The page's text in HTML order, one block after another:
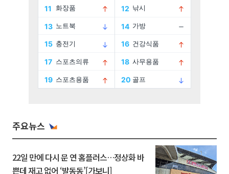
주요뉴스
22일 만에 다시 문 연 홈플러스…정상화 바
쁜데 재고 없어 ‘발동동’[가보니]